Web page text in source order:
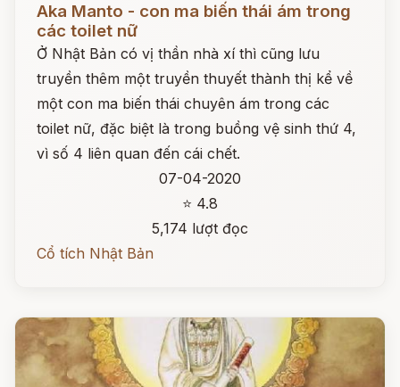
Aka Manto - con ma biến thái ám trong
các toilet nữ
Ở Nhật Bản có vị thần nhà xí thì cũng lưu
truyền thêm một truyền thuyết thành thị kể về
một con ma biến thái chuyên ám trong các
toilet nữ, đặc biệt là trong buồng vệ sinh thứ 4,
vì số 4 liên quan đến cái chết.
07-04-2020
⭐ 4.8
5,174 lượt đọc
Cổ tích Nhật Bản